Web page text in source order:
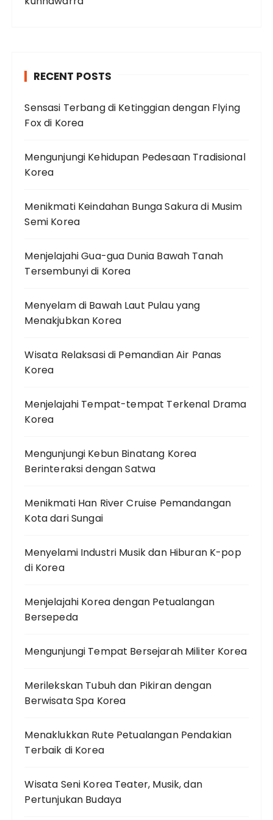
RECENT POSTS
Sensasi Terbang di Ketinggian dengan Flying
Fox di Korea
Mengunjungi Kehidupan Pedesaan Tradisional
Korea
Menikmati Keindahan Bunga Sakura di Musim
Semi Korea
Menjelajahi Gua-gua Dunia Bawah Tanah
Tersembunyi di Korea
Menyelam di Bawah Laut Pulau yang
Menakjubkan Korea
Wisata Relaksasi di Pemandian Air Panas
Korea
Menjelajahi Tempat-tempat Terkenal Drama
Korea
Mengunjungi Kebun Binatang Korea
Berinteraksi dengan Satwa
Menikmati Han River Cruise Pemandangan
Kota dari Sungai
Menyelami Industri Musik dan Hiburan K-pop
di Korea
Menjelajahi Korea dengan Petualangan
Bersepeda
Mengunjungi Tempat Bersejarah Militer Korea
Merilekskan Tubuh dan Pikiran dengan
Berwisata Spa Korea
Menaklukkan Rute Petualangan Pendakian
Terbaik di Korea
Wisata Seni Korea Teater, Musik, dan
Pertunjukan Budaya